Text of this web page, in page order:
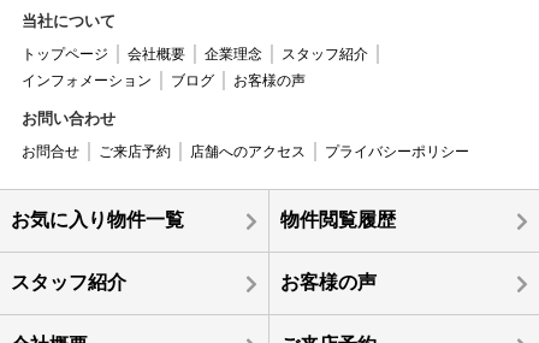
当社について
トップページ 会社概要 企業理念
スタッフ紹介
インフォメーション
ブログ お客様の声
お問い合わせ
お問合せ ご来店予約 店舗へのアクセス プライバシーポリシー
お気に入り物件一覧 物件閲覧履歴
スタッフ紹介 お客様の声